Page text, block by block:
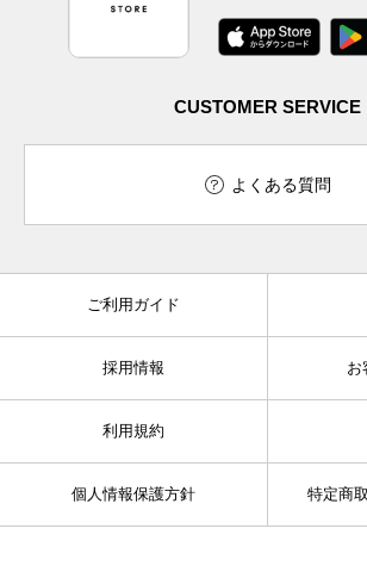
CUSTOMER SERVICE
よくある質問
ご利用ガイド
採用情報 お
利用規約
個人情報保護方針 特定商